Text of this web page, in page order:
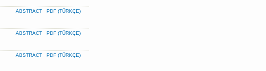
ABSTRACT PDF (TÜRKÇE)
ABSTRACT PDF (TÜRKÇE)
ABSTRACT PDF (TÜRKÇE)